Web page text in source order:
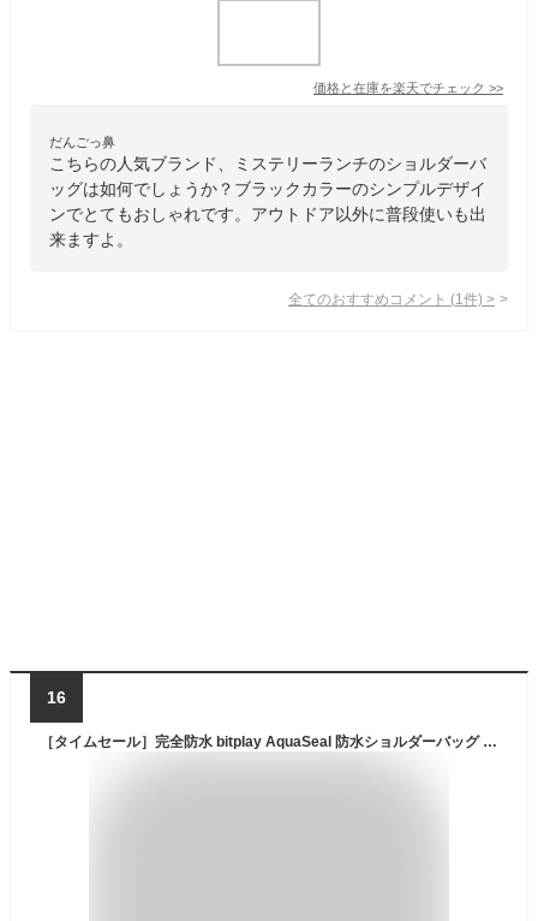
価格と在庫を楽天でチェック >>
だんごっ鼻
こちらの人気ブランド、ミステリーランチのショルダーバ
ッグは如何でしょうか？ブラックカラーのシンプルデザイ
ンでとてもおしゃれです。アウトドア以外に普段使いも出
来ますよ。
全てのおすすめコメント (1 件) >
16
［タイムセール］完全防水 bitplay AquaSeal 防水ショルダーバッグ 9L ビットプレイ (バッグ・ケース) 梅雨 夏 プール 海 アウトドア ts0904